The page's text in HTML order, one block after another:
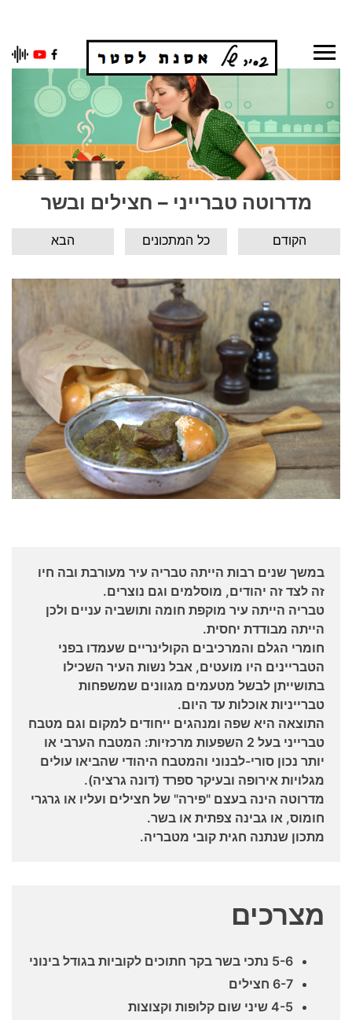
Skip
מדרוטה טברייני – חצילים ובשר
הבא כל המתכונים הקודם
במשך שנים רבות הייתה טבריה עיר מעורבת ובה חיו
זה לצד זה יהודים, מוסלמים וגם נוצרים.
טבריה הייתה עיר מוקפת חומה ותושביה עניים ולכן
הייתה מבודדת יחסית.
חומרי הגלם והמרכיבים הקולינריים שעמדו בפני
הטבריינים היו מועטים, אבל נשות העיר השכילו
בתושייתן לבשל מטעמים מגוונים שמשפחות
טברייניות אוכלות עד היום.
התוצאה היא שפה ומנהגים ייחודים למקום וגם מטבח
טברייני בעל 2 השפעות מרכזיות: המטבח הערבי או
יותר נכון סורי-לבנוני והמטבח היהודי שהביאו עולים
מגלויות אירופה ובעיקר ספרד (דונה גרציה).
מדרוטה הינה בעצם "פירה" של חצילים ועליו או גרגרי
חומוס, או גבינה צפתית או בשר.
מתכון שנתנה חגית קובי מטבריה.
מצרכים
5-6 נתכי בשר בקר חתוכים לקוביות בגודל בינוני
6-7 חצילים
4-5 שיני שום קלופות וקצוצות